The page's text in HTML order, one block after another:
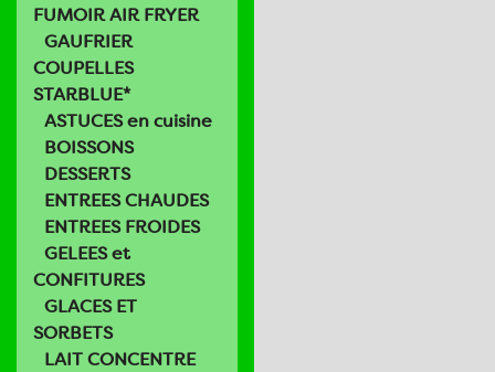
FUMOIR AIR FRYER
GAUFRIER
COUPELLES
STARBLUE*
ASTUCES en cuisine
BOISSONS
DESSERTS
ENTREES CHAUDES
ENTREES FROIDES
GELEES et
CONFITURES
GLACES ET
SORBETS
LAIT CONCENTRE